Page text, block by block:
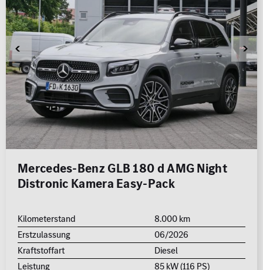
Mercedes-Benz GLB 180 d AMG Night
Distronic Kamera Easy-Pack
Kilometerstand
8.000 km
Erstzulassung
06/2026
Kraftstoffart
Diesel
Leistung
85 kW (116 PS)